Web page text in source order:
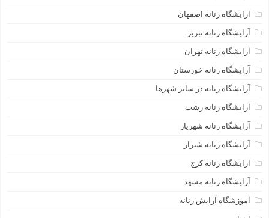
آرایشگاه زنانه اصفهان
آرایشگاه زنانه تبریز
آرایشگاه زنانه تهران
آرایشگاه زنانه خوزستان
آرایشگاه زنانه در سایر شهرها
آرایشگاه زنانه رشت
آرایشگاه زنانه شهریار
آرایشگاه زنانه شیراز
آرایشگاه زنانه کرج
آرایشگاه زنانه مشهد
آموزشگاه آرایش زنانه